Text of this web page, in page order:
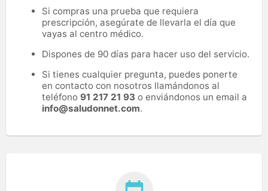
Si compras una prueba que requiera
prescripción, asegúrate de llevarla el día que
vayas al centro médico.
Dispones de 90 días para hacer uso del servicio.
Si tienes cualquier pregunta, puedes ponerte
en contacto con nosotros llamándonos al
teléfono 91 217 21 93 o enviándonos un email a
info@saludonnet.com.